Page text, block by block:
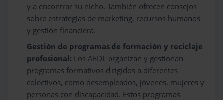
y a encontrar su nicho. También ofrecen consejos
sobre estrategias de marketing, recursos humanos
y gestión financiera.
Gestión de programas de formación y reciclaje
profesional: Los AEDL organizan y gestionan
programas formativos dirigidos a diferentes
colectivos, como desempleados, jóvenes, mujeres y
personas con discapacidad. Estos programas